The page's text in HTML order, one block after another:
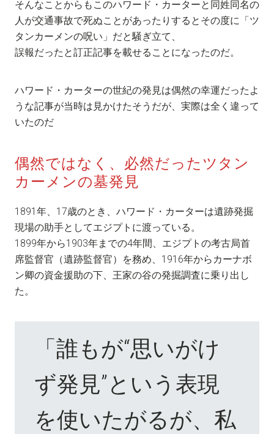
そんなことからもこのハワード・カーターと同姓同名の
人が交通事故で死ぬことがあったりするとその度に「ツ
タンカーメンの呪い」だと騒ぎ立て、
誤報だったと訂正記事を載せることになったのだ。
ハワード・カーターの世紀の発見は偶然の幸運だったよ
うな記事が当時は見かけたそうだが、実際は全く違って
いたのだ
偶然ではなく、必然だったツタン
カーメンの墓発見
1891年、17歳のとき、ハワード・カーターは遺跡発掘
現場の助手としてエジプトに渡っている。
1899年から1903年までの4年間、エジプトの考古局首
席監督官（遺跡監督官）を務め、1916年からカーナボ
ン卿の資金援助の下、王家の谷の発掘調査に乗り出し
た。
「誰もが“思いがけ
ず発見”という表現
を使いたがるが、私